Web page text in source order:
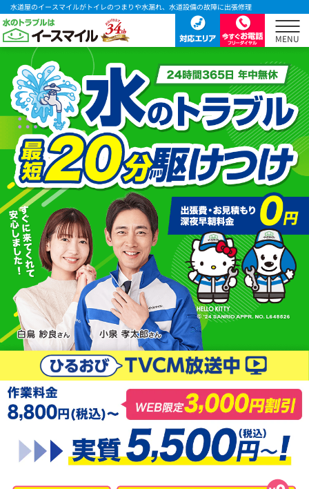
水道屋のイースマイルがトイレのつまりや水漏れ、水道設備の故障に出張修理